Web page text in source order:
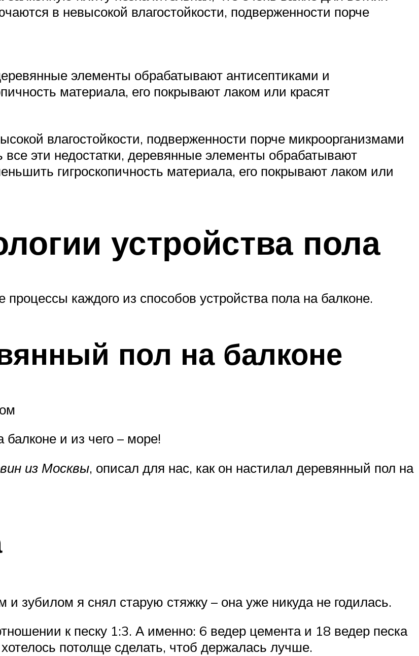
в невысокой влагостойкости, подверженности порче
элементы обрабатывают антисептиками и
материала, его покрывают лаком или красят
влагостойкости, подверженности порче микроорганизмами
эти недостатки, деревянные элементы обрабатывают
гигроскопичность материала, его покрывают лаком или
устройства пола
каждого из способов устройства пола на балконе.
пол на балконе
и из чего – море!
из Москвы, описал для нас, как он настилал деревянный пол на
зубилом я снял старую стяжку – она уже никуда не годилась.
к песку 1:3. А именно: 6 ведер цемента и 18 ведер песка
потолще сделать, чтоб держалась лучше.